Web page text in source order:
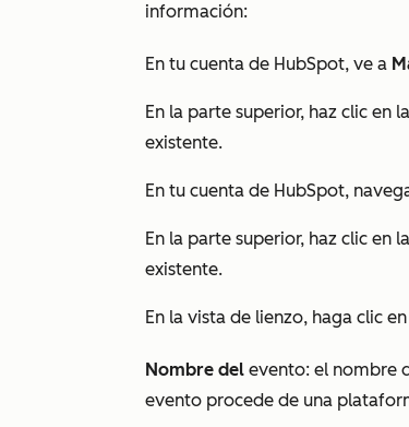
información:
En tu cuenta de HubSpot, ve a
En la parte superior, haz clic en
existente.
En tu cuenta de HubSpot,
En la parte superior, haz clic en
existente.
En la vista de lienzo, haga clic
Nombre del evento: el nombre
evento procede de una